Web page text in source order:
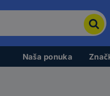
Naša ponuka